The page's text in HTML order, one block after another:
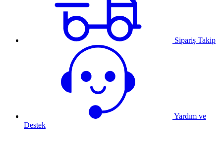
Sipariş Takip
Yardım ve
Destek